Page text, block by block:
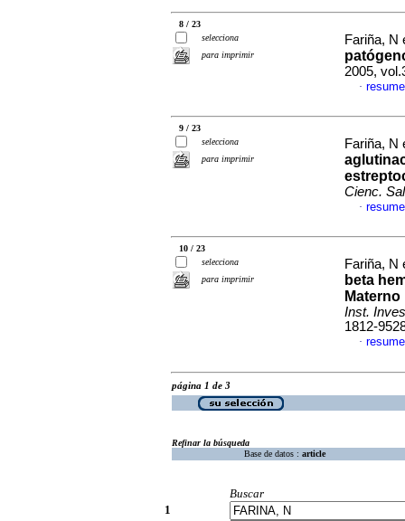
8 / 23
selecciona
para imprimir
Fariña, N
2005,
·
9 / 23
selecciona
para imprimir
Fariña, N
Cienc.
·
10 / 23
selecciona
para imprimir
Fariña, N
beta
Inst.
1812-
·
página 1 de 3
Refinar la búsqueda
Base de datos : article
Buscar
1